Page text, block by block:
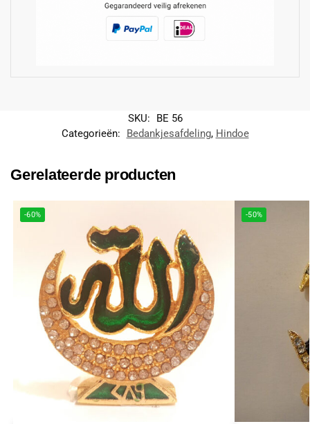
SKU:
BE 56
Categorieën:
Bedankjesafdeling, Hindoe
Gerelateerde producten
-60% -50%